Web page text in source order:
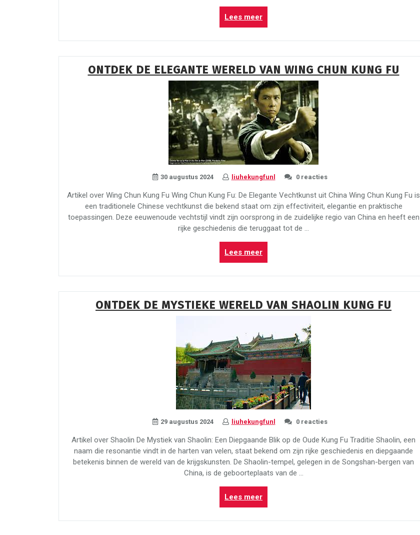
Lees meer“Ontdek
de
Wereld
Fu
in
Amsterdam:
Traditionele
Krijgskunst
in
de
Moderne
Stad”
ONTDEK DE ELEGANTE WERELD VAN WING CHUN KUNG FU
30 augustus 2024 liuhekungfunl 0 reacties
Artikel over Wing Chun Kung Fu Wing Chun Kung Fu: De Elegante Vechtkunst uit China Wing Chun Kung Fu is
een traditionele Chinese vechtkunst die bekend staat om zijn effectiviteit, elegantie en praktische
toepassingen. Deze eeuwenoude vechtstijl vindt zijn oorsprong in de zuidelijke regio van China en heeft een
rijke geschiedenis die teruggaat tot de …
Lees meer“Ontdek
de
Elegante
Wing
Fu”
ONTDEK DE MYSTIEKE WERELD VAN SHAOLIN KUNG FU
29 augustus 2024 liuhekungfunl 0 reacties
Artikel over Shaolin De Mystiek van Shaolin: Een Diepgaande Blik op de Oude Kung Fu Traditie Shaolin, een
naam die resonantie vindt in de harten van velen, staat bekend om zijn rijke geschiedenis en diepgaande
betekenis binnen de wereld van de krijgskunsten. De Shaolin-tempel, gelegen in de Songshan-bergen van
China, is de geboorteplaats van de …
Lees meer“Ontdek
de
Mystieke